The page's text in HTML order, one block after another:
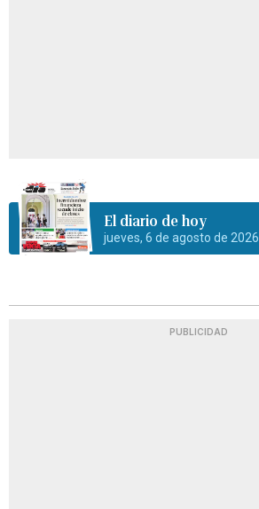
El diario de hoy
jueves, 6 de agosto de 2026
PUBLICIDAD